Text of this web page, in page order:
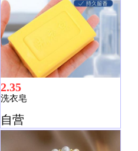
2.35
洗衣皂
自营